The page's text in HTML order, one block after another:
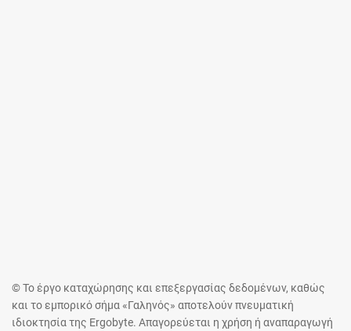
© Το έργο καταχώρησης και επεξεργασίας δεδομένων, καθώς
και το εμπορικό σήμα «Γαληνός» αποτελούν πνευματική
ιδιοκτησία της Ergobyte. Απαγορεύεται η χρήση ή αναπαραγωγή